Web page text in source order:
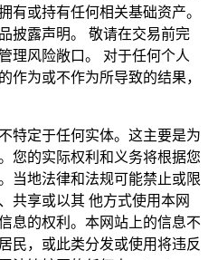
有或持有任何相关基础资产。
披露声明。 敬请在交易前完
理风险敞口。 对于任何个人
作为或不作为所导致的结果，
特定于任何实体。这主要是为
您的实际权利和义务将根据您
当地法律和法规可能禁止或限
共享或以其 他方式使用本网
息的权利。本网站上的信息不
民，或此类分发或使用将违反